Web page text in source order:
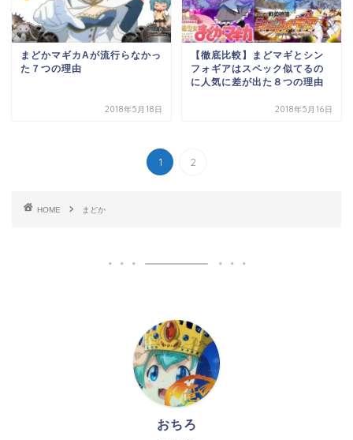
まどかマギカAが流行らなかっ
た７つの理由
2018年5月18日
【徹底比較】まどマギとシン
フォギアはスペック似てるの
に人気に差が出た８つの理由
2018年5月16日
1 2
HOME まどか
おちろ